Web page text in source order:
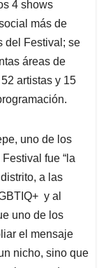
4 shows
más de
del Festival; se
áreas de
artistas y 15
uno de los
fue “la
a las
y al
uno de los
el mensaje
nicho, sino que